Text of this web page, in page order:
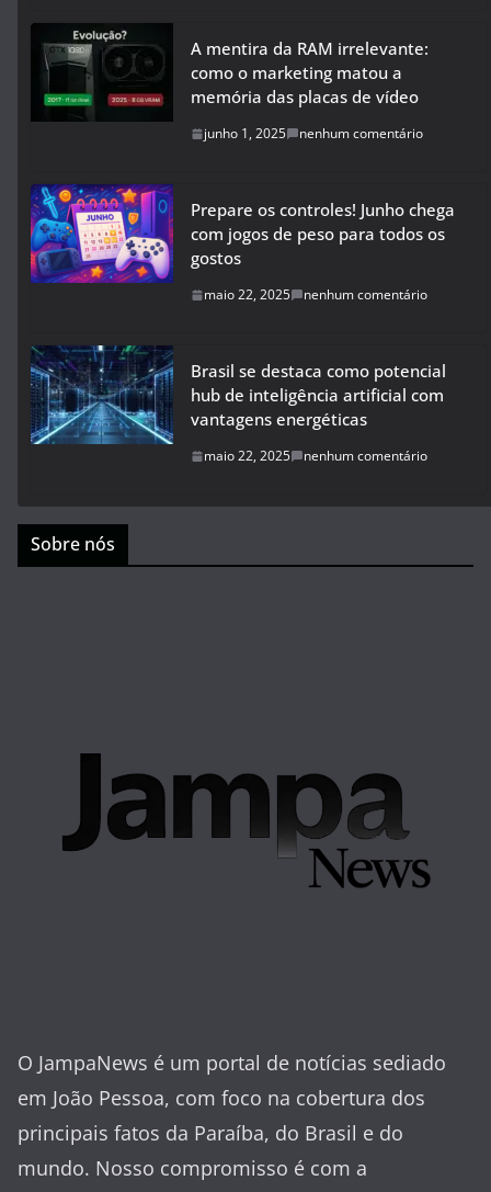
A mentira da RAM irrelevante:
como o marketing matou a
memória das placas de vídeo
junho 1, 2025 nenhum comentário
Prepare os controles! Junho chega
com jogos de peso para todos os
gostos
maio 22, 2025 nenhum comentário
Brasil se destaca como potencial
hub de inteligência artificial com
vantagens energéticas
maio 22, 2025 nenhum comentário
Sobre nós
O JampaNews é um portal de notícias sediado
em João Pessoa, com foco na cobertura dos
principais fatos da Paraíba, do Brasil e do
mundo. Nosso compromisso é com a